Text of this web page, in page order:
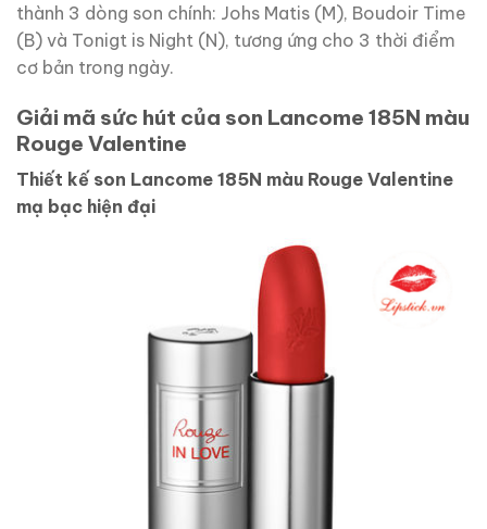
thành 3 dòng son chính: Johs Matis (M), Boudoir Time
(B) và Tonigt is Night (N), tương ứng cho 3 thời điểm
cơ bản trong ngày.
Giải mã sức hút của son Lancome 185N màu
Rouge Valentine
Thiết kế son Lancome 185N màu Rouge Valentine
mạ bạc hiện đại